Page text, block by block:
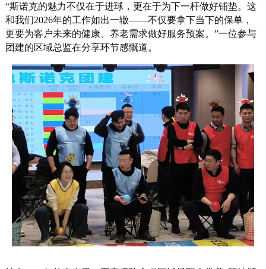
“斯诺克的魅力不仅在于进球，更在于为下一杆做好铺垫。这
和我们2026年的工作如出一辙——不仅要拿下当下的保单，
更要为客户未来的健康、养老需求做好服务预案。”一位参与
团建的区域总监在分享环节感慨道。